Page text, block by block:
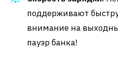
поддерживают
внимание на
пауэр банка!